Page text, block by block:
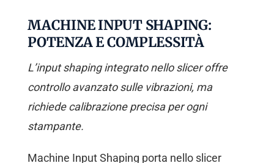
MACHINE INPUT SHAPING:
POTENZA E COMPLESSITÀ
L’input shaping integrato nello slicer offre
controllo avanzato sulle vibrazioni, ma
richiede calibrazione precisa per ogni
stampante.
Machine Input Shaping porta nello slicer